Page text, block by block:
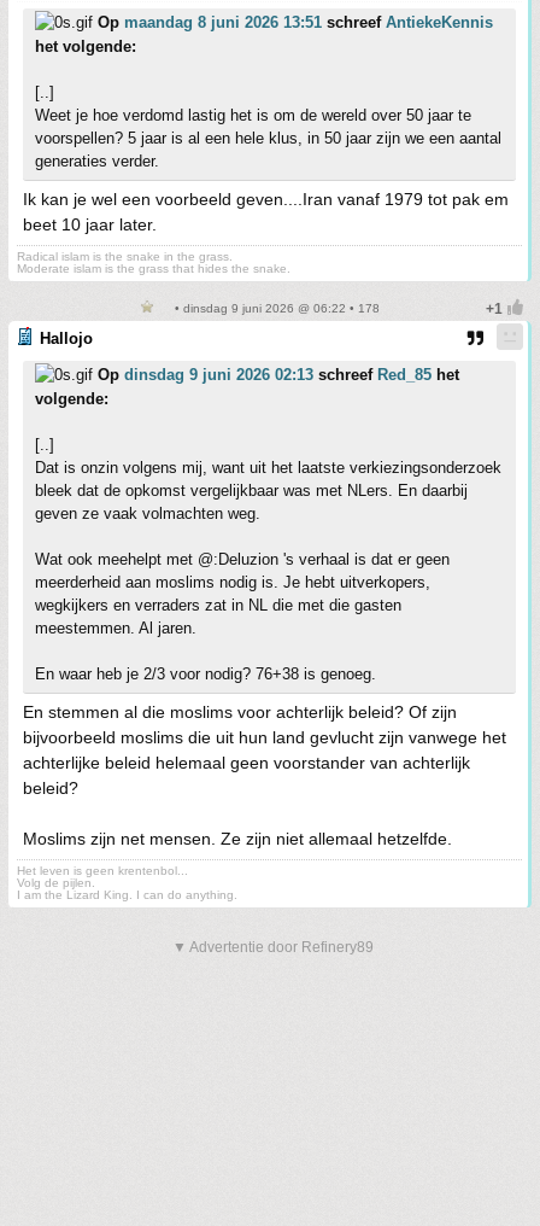
Op maandag 8 juni 2026 13:51 schreef AntiekeKennis
het volgende:
[..]
Weet je hoe verdomd lastig het is om de wereld over 50 jaar te
voorspellen? 5 jaar is al een hele klus, in 50 jaar zijn we een aantal
generaties verder.
Ik kan je wel een voorbeeld geven....Iran vanaf 1979 tot pak em
beet 10 jaar later.
Radical islam is the snake in the grass.
Moderate islam is the grass that hides the snake.
• dinsdag 9 juni 2026 @ 06:22 • 178
Hallojo
Op dinsdag 9 juni 2026 02:13 schreef Red_85 het
volgende:
[..]
Dat is onzin volgens mij, want uit het laatste verkiezingsonderzoek
bleek dat de opkomst vergelijkbaar was met NLers. En daarbij
geven ze vaak volmachten weg.
Wat ook meehelpt met @:Deluzion 's verhaal is dat er geen
meerderheid aan moslims nodig is. Je hebt uitverkopers,
wegkijkers en verraders zat in NL die met die gasten
meestemmen. Al jaren.
En waar heb je 2/3 voor nodig? 76+38 is genoeg.
En stemmen al die moslims voor achterlijk beleid? Of zijn
bijvoorbeeld moslims die uit hun land gevlucht zijn vanwege het
achterlijke beleid helemaal geen voorstander van achterlijk
beleid?
Moslims zijn net mensen. Ze zijn niet allemaal hetzelfde.
Het leven is geen krentenbol...
Volg de pijlen.
I am the Lizard King. I can do anything.
▼ Advertentie door Refinery89